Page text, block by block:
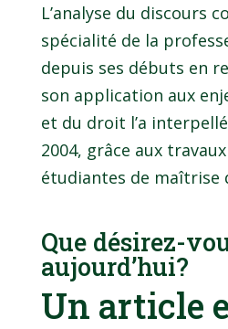
L’analyse du discours
spécialité de la
depuis ses débuts en
son application aux
et du droit l’a
2004, grâce aux travaux
étudiantes de maîtrise
Que désirez-
aujourd’hui?
Un article